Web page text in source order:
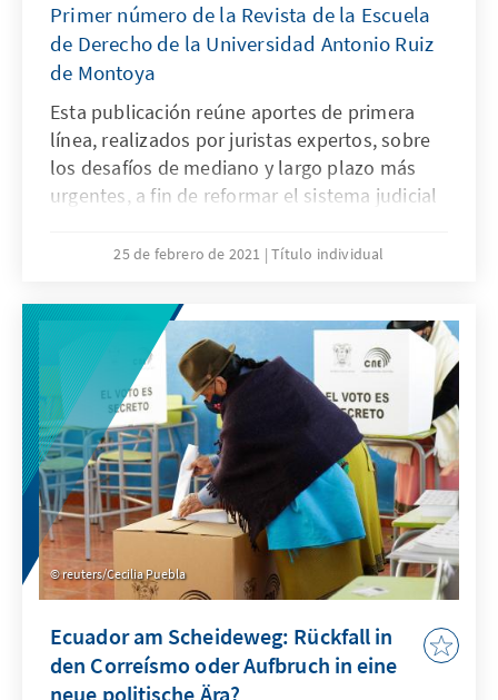
Primer número de la Revista de la Escuela
de Derecho de la Universidad Antonio Ruiz
de Montoya
Esta publicación reúne aportes de primera
línea, realizados por juristas expertos, sobre
los desafíos de mediano y largo plazo más
urgentes, a fin de reformar el sistema judicial
ciudadanos a la justicia y luchar
corrupción.
25 de febrero de 2021 Título individual
reuters/Cecilia Puebla
Ecuador am Scheideweg: Rückfall in
den Correísmo oder Aufbruch in eine
neue politische Ära?